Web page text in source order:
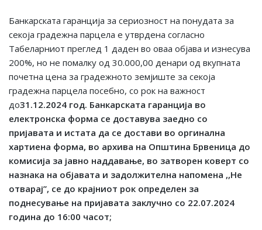
Банкарската гаранција за сериозност на понудата за
секоја градежна парцела е утврдена согласно
Табеларниот преглед 1 даден во оваа објава и изнесува
200%, но не помалку од 30.000,00 денари од вкупната
почетна цена за градежното земјиште за секоја
градежна парцела посебно, со рок на важност
до31 .12.2024 год. Банкарската гаранција во
електронска форма се доставува заедно со
пријавата и истата да се достави во оргинална
хартиена форма, во архива на Општина Брвеница до
комисија за јавно наддавање, во затворен коверт со
назнака на објавата и задолжителна напомена ,,Не
отварај”, се до крајниот рок определен за
поднесување на пријавата заклучно со 22.07.2024
година до 16:00 часот;